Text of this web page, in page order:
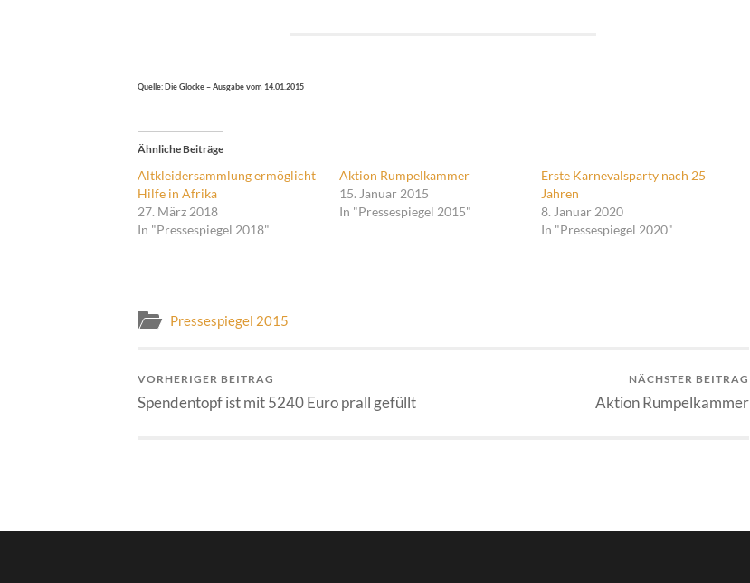
Quelle: Die Glocke – Ausgabe vom 14.01.2015
Ähnliche Beiträge
Altkleidersammlung ermöglicht
Hilfe in Afrika
27. März 2018
In "Pressespiegel 2018"
Aktion Rumpelkammer
15. Januar 2015
In "Pressespiegel 2015"
Erste Karnevalsparty nach 25
Jahren
8. Januar 2020
In "Pressespiegel 2020"
Pressespiegel 2015
VORHERIGER BEITRAG
Spendentopf ist mit 5240 Euro prall gefüllt
NÄCHSTER BEITRAG
Aktion Rumpelkammer